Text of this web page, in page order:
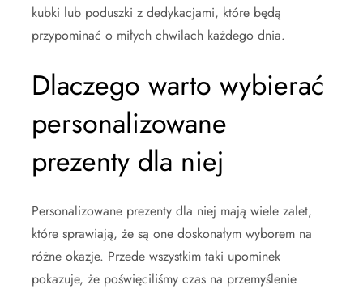
kubki lub poduszki z dedykacjami, które będą
przypominać o miłych chwilach każdego dnia.
Dlaczego warto wybierać
personalizowane
prezenty dla niej
Personalizowane prezenty dla niej mają wiele zalet,
które sprawiają, że są one doskonałym wyborem na
różne okazje. Przede wszystkim taki upominek
pokazuje, że poświęciliśmy czas na przemyślenie